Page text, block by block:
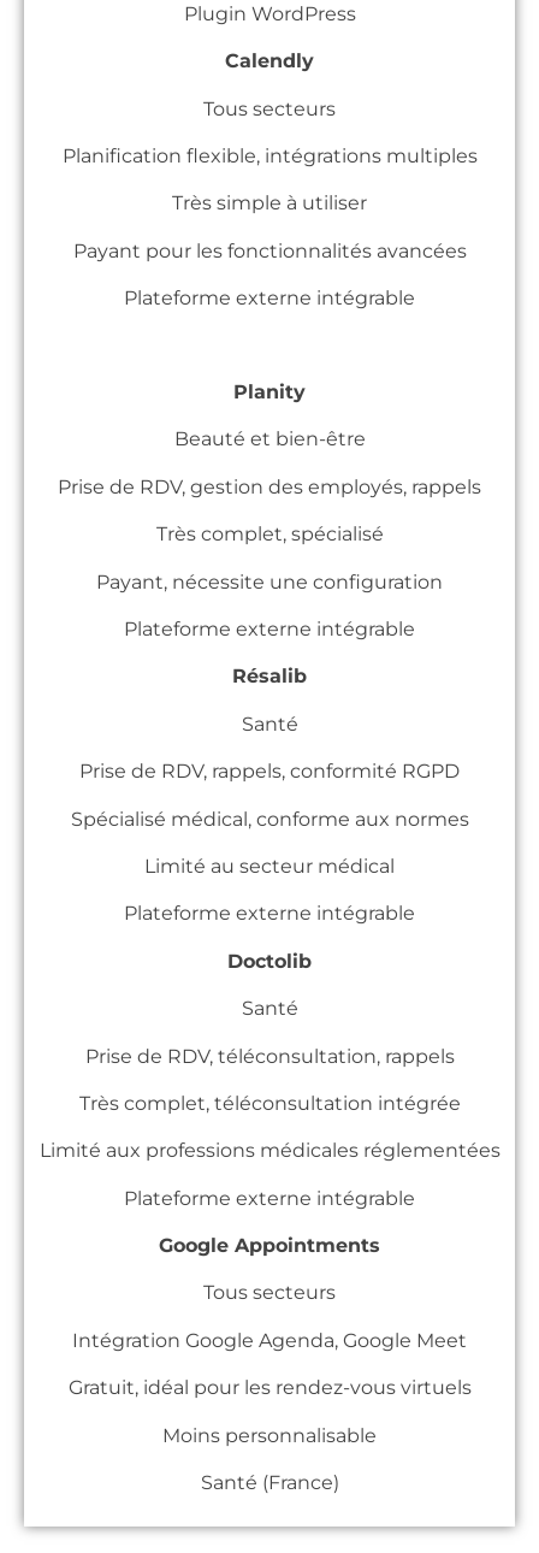
Plugin WordPress
Calendly
Tous secteurs
Planification flexible, intégrations multiples
Très simple à utiliser
Payant pour les fonctionnalités avancées
Plateforme externe intégrable
Planity
Beauté et bien-être
Prise de RDV, gestion des employés, rappels
Très complet, spécialisé
Payant, nécessite une configuration
Plateforme externe intégrable
Résalib
Santé
Prise de RDV, rappels, conformité RGPD
Spécialisé médical, conforme aux normes
Limité au secteur médical
Plateforme externe intégrable
Doctolib
Santé
Prise de RDV, téléconsultation, rappels
Très complet, téléconsultation intégrée
Limité aux professions médicales réglementées
Plateforme externe intégrable
Google Appointments
Tous secteurs
Intégration Google Agenda, Google Meet
Gratuit, idéal pour les rendez-vous virtuels
Moins personnalisable
Santé (France)